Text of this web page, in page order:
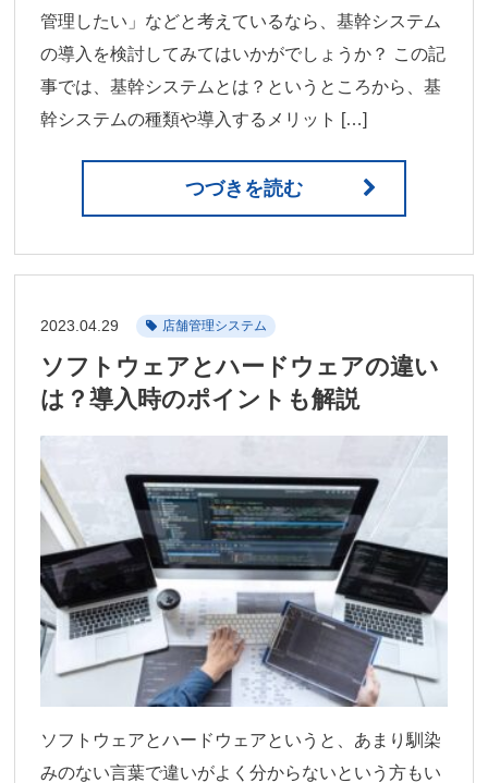
管理したい」などと考えているなら、基幹システム
の導入を検討してみてはいかがでしょうか？ この記
事では、基幹システムとは？というところから、基
幹システムの種類や導入するメリット […]
つづきを読む
2023.04.29 店舗管理システム
ソフトウェアとハードウェアの違い
は？導入時のポイントも解説
ソフトウェアとハードウェアというと、あまり馴染
みのない言葉で違いがよく分からないという方もい